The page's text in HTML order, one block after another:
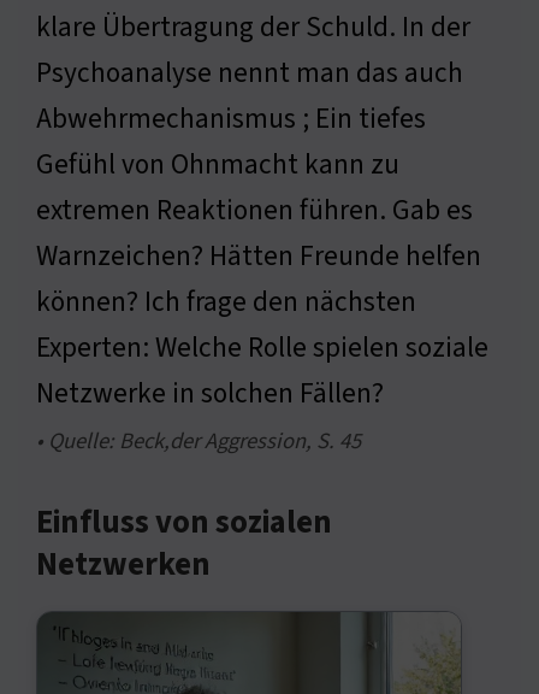
klare Übertragung der Schuld. In der
Psychoanalyse nennt man das auch
Abwehrmechanismus ; Ein tiefes
Gefühl von Ohnmacht kann zu
extremen Reaktionen führen. Gab es
Warnzeichen? Hätten Freunde helfen
können? Ich frage den nächsten
Experten: Welche Rolle spielen soziale
Netzwerke in solchen Fällen?
• Quelle: Beck,der Aggression, S. 45
Einfluss von sozialen
Netzwerken